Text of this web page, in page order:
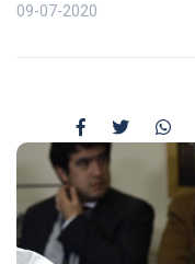
09-07-2020